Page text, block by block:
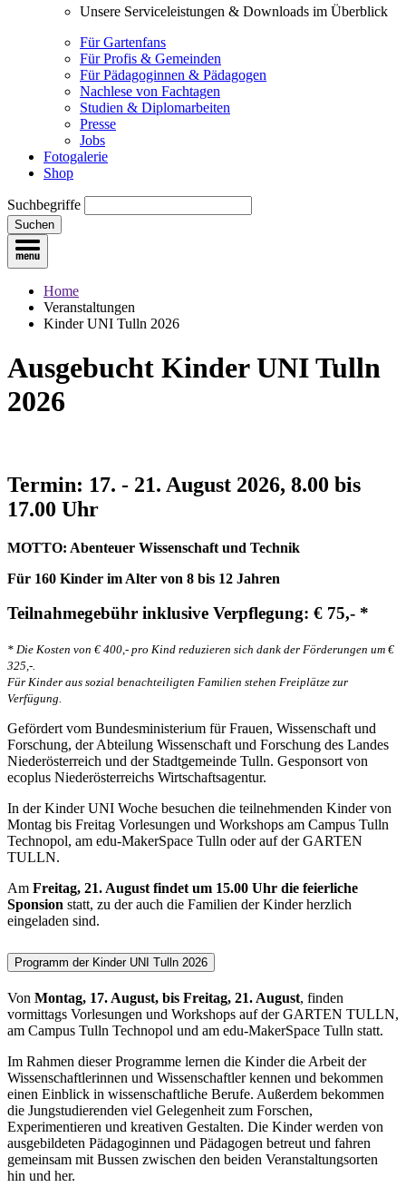
Unsere Serviceleistungen & Downloads im Überblick
Für Gartenfans
Für Profis & Gemeinden
Für Pädagoginnen & Pädagogen
Nachlese von Fachtagen
Studien & Diplomarbeiten
Presse
Jobs
Fotogalerie
Shop
Suchbegriffe
Suchen
Home
Veranstaltungen
Kinder UNI Tulln 2026
Aus­gebucht Kinder UNI Tulln
2026
Termin: 17. - 21. August 2026, 8.00 bis
17.00 Uhr
MOTTO: Abenteuer Wissenschaft und Technik
Für 160 Kinder im Alter von 8 bis 12 Jahren
Teilnahmegebühr inklusive Verpflegung: € 75,- *
* Die Kosten von € 400,- pro Kind reduzieren sich dank der Förderungen um €
325,-.
Für Kinder aus sozial benachteiligten Familien stehen Freiplätze zur
Verfügung.
Gefördert vom Bundesministerium für Frauen, Wissenschaft und
Forschung, der Abteilung Wissenschaft und Forschung des Landes
Niederösterreich und der Stadtgemeinde Tulln. Gesponsort von
ecoplus Niederösterreichs Wirtschaftsagentur.
In der Kinder UNI Woche besuchen die teilnehmenden Kinder von
Montag bis Freitag Vorlesungen und Workshops am Campus Tulln
Technopol, am edu-MakerSpace Tulln oder auf der GARTEN
TULLN.
Am Freitag, 21. August findet um 15.00 Uhr die feierliche
Sponsion statt, zu der auch die Familien der Kinder herzlich
eingeladen sind.
Programm der Kinder UNI Tulln 2026
Von Montag, 17. August, bis Freitag, 21. August, finden
vormittags Vorlesungen und Workshops auf der GARTEN TULLN,
am Campus Tulln Technopol und am edu-MakerSpace Tulln statt.
Im Rahmen dieser Programme lernen die Kinder die Arbeit der
Wissenschaftlerinnen und Wissenschaftler kennen und bekommen
einen Einblick in wissenschaftliche Berufe. Außerdem bekommen
die Jungstudierenden viel Gelegenheit zum Forschen,
Experimentieren und kreativen Gestalten. Die Kinder werden von
ausgebildeten Pädagoginnen und Pädagogen betreut und fahren
gemeinsam mit Bussen zwischen den beiden Veranstaltungsorten
hin und her.